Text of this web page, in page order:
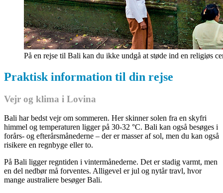
På en rejse til Bali kan du ikke undgå at støde ind en religiøs
Praktisk information til din rejse
Vejr og klima i Lovina
Bali har bedst vejr om sommeren. Her skinner solen fra en skyfri
himmel og temperaturen ligger på 30-32 °C. Bali kan også besøges i
forårs- og efterårsmånederne – der er masser af sol, men du kan også
risikere en regnbyge eller to.
På Bali ligger regntiden i vintermånederne. Det er stadig varmt, men
en del nedbør må forventes. Alligevel er jul og nytår travl, hvor
mange australiere besøger Bali.